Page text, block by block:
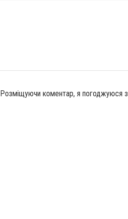
Розміщуючи коментар, я погоджуюся з